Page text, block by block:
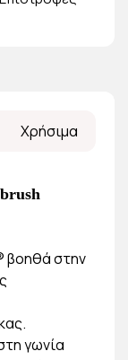
Χρήσιμα
βοηθά στην
γωνία